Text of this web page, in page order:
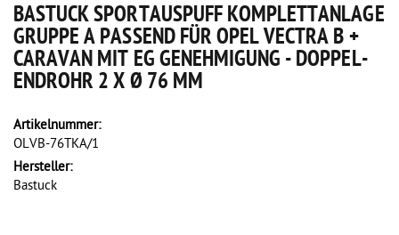
BASTUCK SPORTAUSPUFF KOMPLETTANLAGE
GRUPPE A PASSEND FÜR OPEL VECTRA B +
CARAVAN MIT EG GENEHMIGUNG - DOPPEL-
ENDROHR 2 X Ø 76 MM
Artikelnummer:
OLVB-76TKA/1
Hersteller:
Bastuck